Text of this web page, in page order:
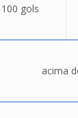
gols
acima